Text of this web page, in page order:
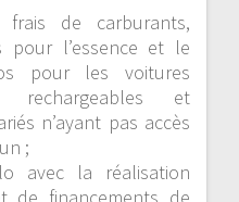
frais de carburants,
pour l’essence et le
pour les voitures
rechargeables et
n’ayant pas accès
;
avec la réalisation
de financements de